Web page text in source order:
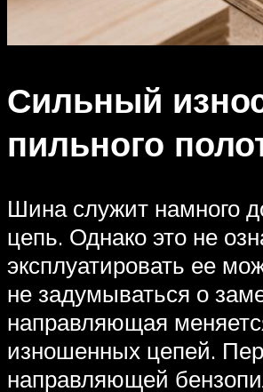
Сильный
пильного
Шина служит намного
цепь. Однако это не
эксплуатировать ее
не задумываться о
направляющая
изношенных цепей.
направляющей